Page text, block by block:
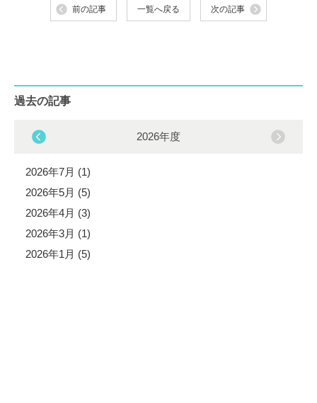
前の記事 一覧へ戻る 次の記事
過去の記事
2026年度
2026年7月 (1)
2026年5月 (5)
2026年4月 (3)
2026年3月 (1)
2026年1月 (5)